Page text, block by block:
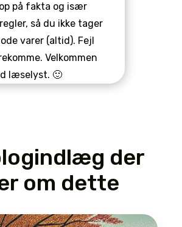
på fakta og især
så du ikke tager
varer (altid). Fejl
Velkommen
læselyst. 🙂
der
om dette